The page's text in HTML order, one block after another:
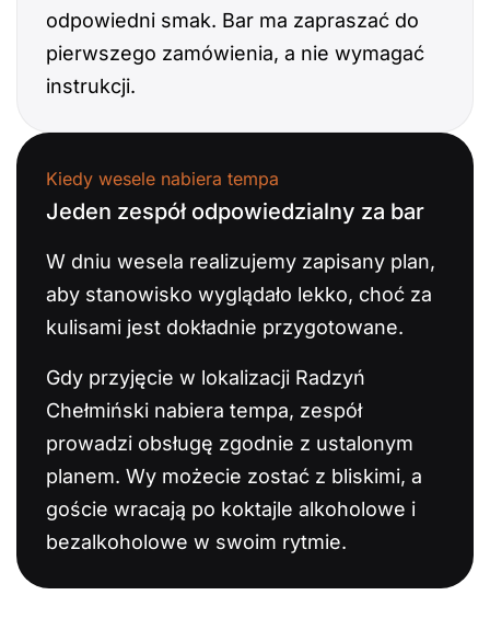
odpowiedni smak. Bar ma zapraszać do
pierwszego zamówienia, a nie wymagać
instrukcji.
Kiedy wesele nabiera tempa
Jeden zespół odpowiedzialny za bar
W dniu wesela realizujemy zapisany plan,
aby stanowisko wyglądało lekko, choć za
kulisami jest dokładnie przygotowane.
Gdy przyjęcie w lokalizacji Radzyń
Chełmiński nabiera tempa, zespół
prowadzi obsługę zgodnie z ustalonym
planem. Wy możecie zostać z bliskimi, a
goście wracają po koktajle alkoholowe i
bezalkoholowe w swoim rytmie.